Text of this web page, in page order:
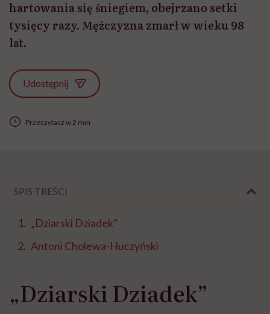
hartowania się śniegiem, obejrzano setki
tysięcy razy. Mężczyzna zmarł w wieku 98
lat.
Udostępnij
Przeczytasz w 2 min
SPIS TREŚCI
„Dziarski Dziadek”
Antoni Cholewa-Huczyński
„Dziarski Dziadek”